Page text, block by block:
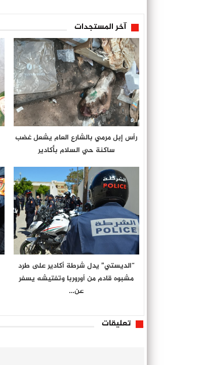
آخر المستجدات
رأس إبل مرمي بالشارع العام يشعل غضب
ساكنة حي السلام بأكادير
“الديستي” يدل شرطة أكادير على طرد
مشبوه قادم من أوروربا وتفتيشه يسفر
عن…
تعليقات